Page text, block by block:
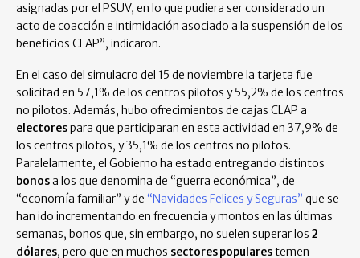
asignadas por el PSUV, en lo que pudiera ser considerado un
acto de coacción e intimidación asociado a la suspensión de los
beneficios CLAP”, indicaron.
En el caso del simulacro del 15 de noviembre la tarjeta fue
solicitad en 57,1% de los centros pilotos y 55,2% de los centros
no pilotos. Además, hubo ofrecimientos de cajas CLAP a
electorespara que participaran en esta actividad en 37,9% de
los centros pilotos, y 35,1% de los centros no pilotos.
Paralelamente, el Gobierno ha estado entregando distintos
bonosa los que denomina de “guerra económica”, de
“economía familiar” y de “Navidades Felices y Seguras” que se
han ido incrementando en frecuencia y montos en las últimas
semanas, bonos que, sin embargo, no suelen superar los 2
dólares, pero que en muchos sectores popularestemen